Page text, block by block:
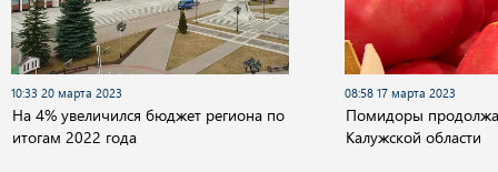
10:33 20 марта 2023
На 4% увеличился бюджет региона по
итогам 2022 года
08:58 17 марта 2023
Помидоры
Калужской области